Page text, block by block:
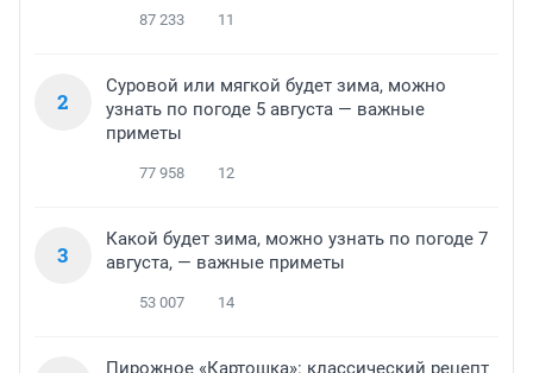
87 233 11
2
Суровой или мягкой будет зима, можно
узнать по погоде 5 августа — важные
приметы
77 958 12
3
Какой будет зима, можно узнать по погоде 7
августа, — важные приметы
53 007 14
Пирожное «Картошка»: классический рецепт